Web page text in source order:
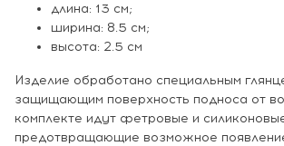
длина: 13 см;
ширина: 8.5 см;
высота: 2.5 см
Изделие обработано специальным
защищающим поверхность подноса от
комплекте идут фетровые и
предотвращающие возможное